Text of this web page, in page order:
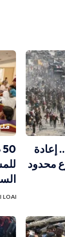
إعادة
محدود
LOAI